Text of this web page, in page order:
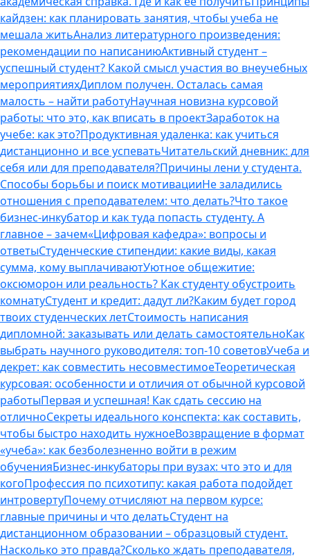
кайдзен: как планировать занятия, чтобы учеба не
мешала житьАнализ литературного произведения:
рекомендации по написаниюАктивный студент –
успешный студент? Какой смысл участия во внеучебных
мероприятияхДиплом получен. Осталась самая
малость – найти работуНаучная новизна курсовой
работы: что это, как вписать в проектЗаработок на
учебе: как это?Продуктивная удаленка: как учиться
дистанционно и все успеватьЧитательский дневник: для
себя или для преподавателя?Причины лени у студента.
Способы борьбы и поиск мотивацииНе заладились
отношения с преподавателем: что делать?Что такое
бизнес-инкубатор и как туда попасть студенту. А
главное – зачем«Цифровая кафедра»: вопросы и
ответыСтуденческие стипендии: какие виды, какая
сумма, кому выплачиваютУютное общежитие:
оксюморон или реальность? Как студенту обустроить
комнатуСтудент и кредит: дадут ли?Каким будет город
твоих студенческих летСтоимость написания
дипломной: заказывать или делать самостоятельноКак
выбрать научного руководителя: топ-10 советовУчеба и
декрет: как совместить несовместимоеТеоретическая
курсовая: особенности и отличия от обычной курсовой
работыПервая и успешная! Как сдать сессию на
отличноСекреты идеального конспекта: как составить,
чтобы быстро находить нужноеВозвращение в формат
«учеба»: как безболезненно войти в режим
обученияБизнес-инкубаторы при вузах: что это и для
когоПрофессия по психотипу: какая работа подойдет
интровертуПочему отчисляют на первом курсе:
главные причины и что делатьСтудент на
дистанционном образовании – образцовый студент.
Насколько это правда?Сколько ждать преподавателя,